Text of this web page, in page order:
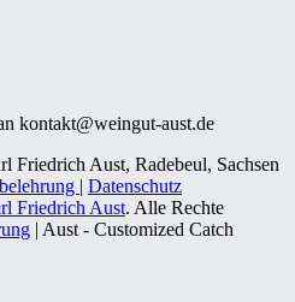
kontakt@weingut-aust.de
Aust, Radebeul, Sachsen
| Datenschutz
Friedrich Aust. Alle Rechte
| Aust - Customized Catch